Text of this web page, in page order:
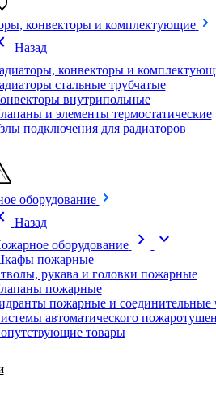
конвекторы и комплектующие
Назад
конвекторы и
стальные трубчатые
внутрипольные
и элементы термостатические
подключения для радиаторов
оборудование
Назад
оборудование
chevron_right expand_more
пожарные
рукава и головки пожарные
пожарные
пожарные и соединительные
автоматического
товары